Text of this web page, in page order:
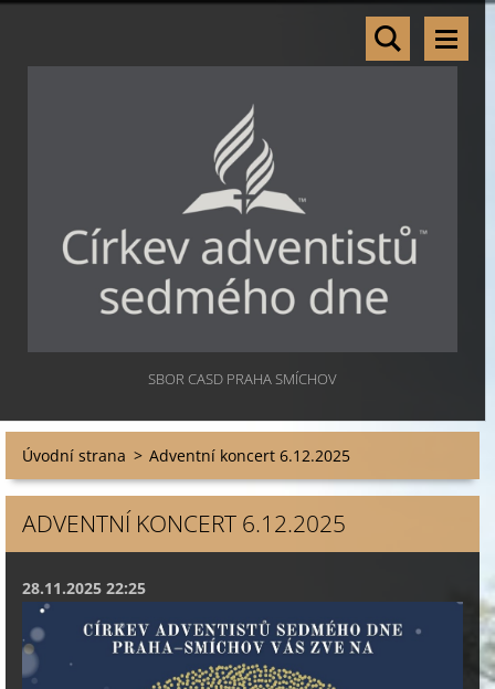
SBOR CASD PRAHA SMÍCHOV
Úvodní strana > Adventní koncert 6.12.2025
ADVENTNÍ KONCERT 6.12.2025
28.11.2025 22:25